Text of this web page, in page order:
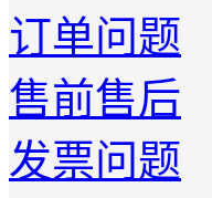
订单问题
售前售后
发票问题